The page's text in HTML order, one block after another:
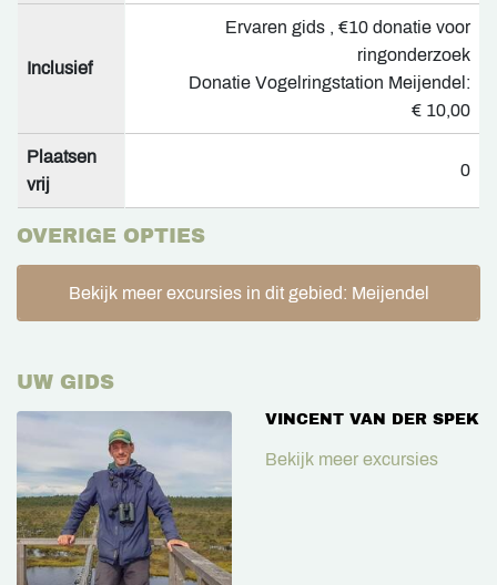
Inclusief
Ervaren gids , €10 donatie voor
ringonderzoek
Donatie Vogelringstation Meijendel:
€ 10,00
Plaatsen
vrij
0
OVERIGE OPTIES
Bekijk meer excursies in dit gebied: Meijendel
UW GIDS
VINCENT VAN DER SPEK
Bekijk meer excursies